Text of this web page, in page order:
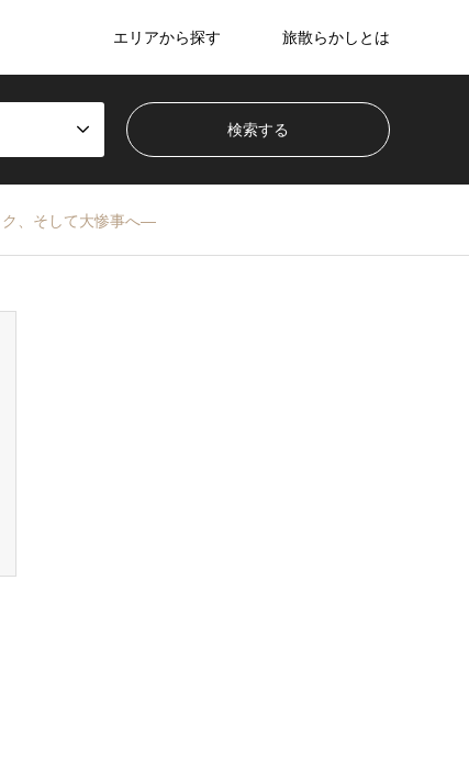
エリアから探す 旅散らかしとは
ク、そして大惨事へ―